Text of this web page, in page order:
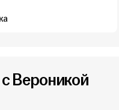
Вероникой